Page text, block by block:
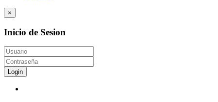
×
Inicio de Sesion
Login